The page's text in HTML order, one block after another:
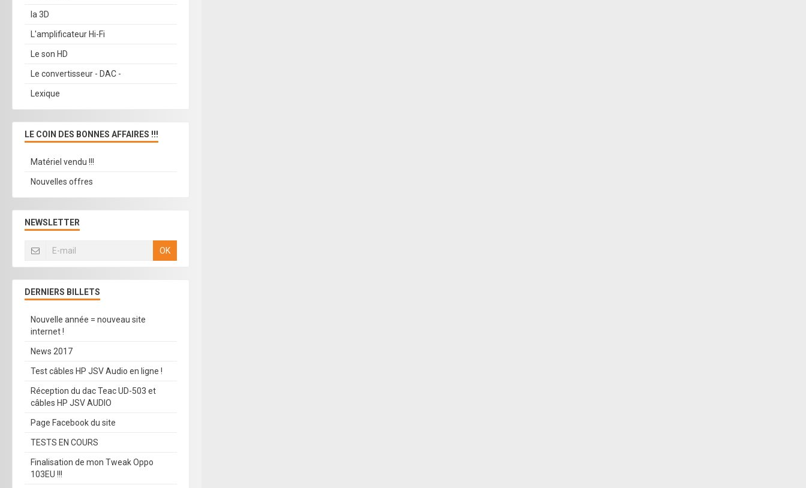
la 3D
L'amplificateur Hi-Fi
Le son HD
Le convertisseur - DAC -
Lexique
LE COIN DES BONNES AFFAIRES !!!
Matériel vendu !!!
Nouvelles offres
NEWSLETTER
OK
DERNIERS BILLETS
Nouvelle année = nouveau site
internet !
News 2017
Test câbles HP JSV Audio en ligne !
Réception du dac Teac UD-503 et
câbles HP JSV AUDIO
Page Facebook du site
TESTS EN COURS
Finalisation de mon Tweak Oppo
103EU !!!